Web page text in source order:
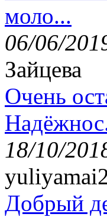
моло...
06/06/
Зайцева
Очень
18/10/
Добрый